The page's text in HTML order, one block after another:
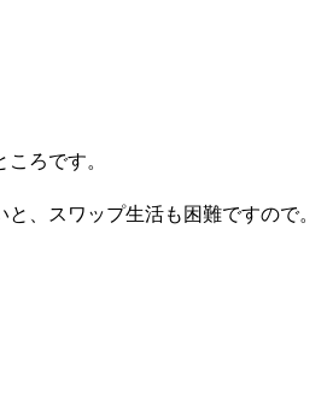
ころです。
、スワップ生活も困難ですので。